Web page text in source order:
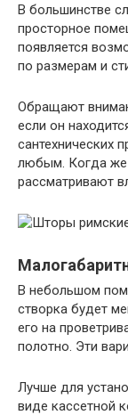
В большинстве
просторное
появляется
по размерам и
Обращают
если он
сантехнических
любым. Когда же
рассматривают
В небольшом
створка будет
его на
полотно. Эти
Лучше для
виде кассетной